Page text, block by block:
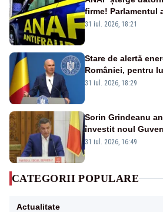
firme! Parlamentul
amnistia fiscală
31 iul. 2026, 18:21
Stare de alertă
României, pentru
a anunțat
31 iul. 2026, 18:29
Sorin Grindeanu
învestit noul
sunt șanse mai
31 iul. 2026, 16:49
CATEGORII POPULARE
Actualitate